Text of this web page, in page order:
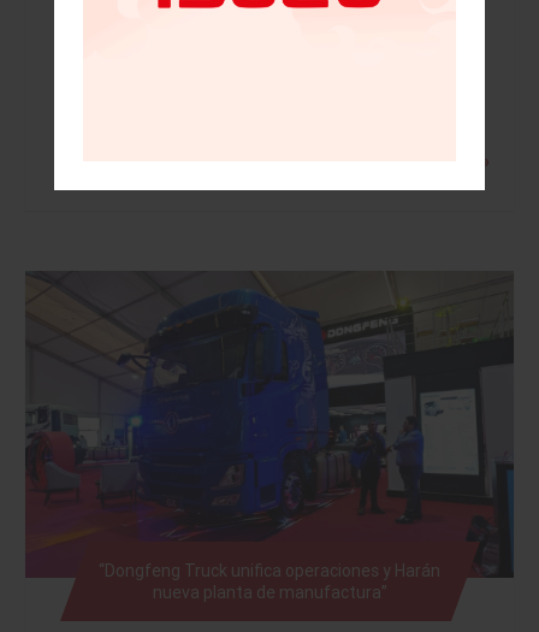
Leer más »
“Dongfeng Truck unifica operaciones y Harán
nueva planta de manufactura”